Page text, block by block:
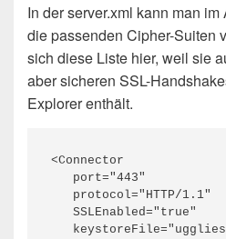
In der server.xml kann man
die passenden Cipher-Suiten
sich diese Liste hier, weil sie
aber sicheren SSL-
Explorer enthält.
<Connector
   port="443"
   protocol="HTTP/1.1"
   SSLEnabled="true"